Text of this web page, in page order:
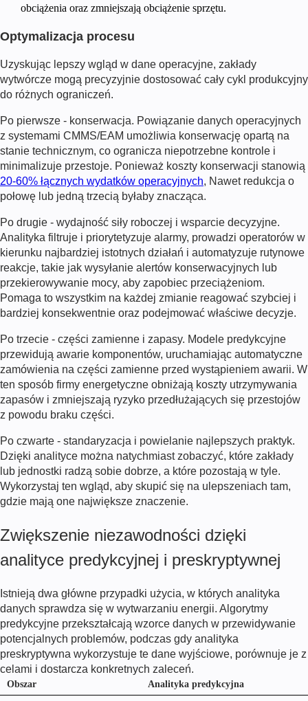
obciążenia oraz zmniejszają obciążenie sprzętu.
Optymalizacja procesu
Uzyskując lepszy wgląd w dane operacyjne, zakłady
wytwórcze mogą precyzyjnie dostosować cały cykl produkcyjny
do różnych ograniczeń.
Po pierwsze - konserwacja. Powiązanie danych operacyjnych
z systemami CMMS/EAM umożliwia konserwację opartą na
stanie technicznym, co ogranicza niepotrzebne kontrole i
minimalizuje przestoje. Ponieważ koszty konserwacji stanowią
20-60% łącznych wydatków operacyjnych, Nawet redukcja o
połowę lub jedną trzecią byłaby znacząca.
Po drugie - wydajność siły roboczej i wsparcie decyzyjne.
Analityka filtruje i priorytetyzuje alarmy, prowadzi operatorów w
kierunku najbardziej istotnych działań i automatyzuje rutynowe
reakcje, takie jak wysyłanie alertów konserwacyjnych lub
przekierowywanie mocy, aby zapobiec przeciążeniom.
Pomaga to wszystkim na każdej zmianie reagować szybciej i
bardziej konsekwentnie oraz podejmować właściwe decyzje.
Po trzecie - części zamienne i zapasy. Modele predykcyjne
przewidują awarie komponentów, uruchamiając automatyczne
zamówienia na części zamienne przed wystąpieniem awarii. W
ten sposób firmy energetyczne obniżają koszty utrzymywania
zapasów i zmniejszają ryzyko przedłużających się przestojów
z powodu braku części.
Po czwarte - standaryzacja i powielanie najlepszych praktyk.
Dzięki analityce można natychmiast zobaczyć, które zakłady
lub jednostki radzą sobie dobrze, a które pozostają w tyle.
Wykorzystaj ten wgląd, aby skupić się na ulepszeniach tam,
gdzie mają one największe znaczenie.
Zwiększenie niezawodności dzięki
analityce predykcyjnej i preskryptywnej
Istnieją dwa główne przypadki użycia, w których analityka
danych sprawdza się w wytwarzaniu energii. Algorytmy
predykcyjne przekształcają wzorce danych w przewidywanie
potencjalnych problemów, podczas gdy analityka
preskryptywna wykorzystuje te dane wyjściowe, porównuje je z
celami i dostarcza konkretnych zaleceń.
Obszar Analityka predykcyjna